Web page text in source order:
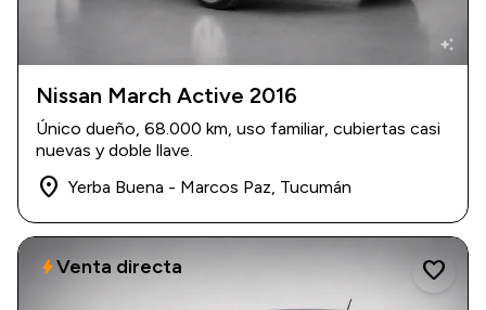
auto_awesome
2016 68.000 km
$ 14.000.000
Nissan March Active 2016
Único dueño, 68.000 km, uso familiar, cubiertas casi
nuevas y doble llave.
place Yerba Buena - Marcos Paz, Tucumán
favorite
boltVenta directa